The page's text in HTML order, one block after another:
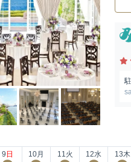
9 日 10月 11火 12水 13木